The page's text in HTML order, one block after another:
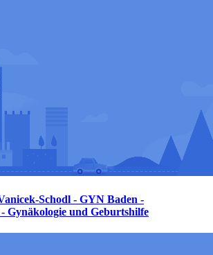
Schodl - GYN Baden -
Gynäkologie und Geburtshilfe